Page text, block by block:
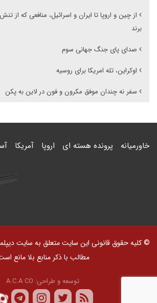
از چین و اروپا تا ایران و اسرائیل، منافعی که از
برند
صدای پای جنگ جهانی سوم
اوکراین، تله امریکا برای روسیه
سفر نه چندان موفق مکرون و فون در لاین به پکن
خاورمیانه پرونده هسته ای اروپا آمریکا
© کلیه حقوق قانونی این سایت متعلق به سایت
مطالب با ذکر منابع بلا مانع
توسعه و طراحی: A.C.A CO